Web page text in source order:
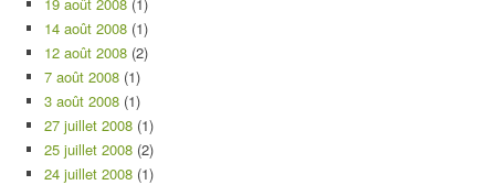
14 août 2008 (1)
12 août 2008 (2)
7 août 2008 (1)
3 août 2008 (1)
27 juillet 2008 (1)
25 juillet 2008 (2)
24 juillet 2008 (1)